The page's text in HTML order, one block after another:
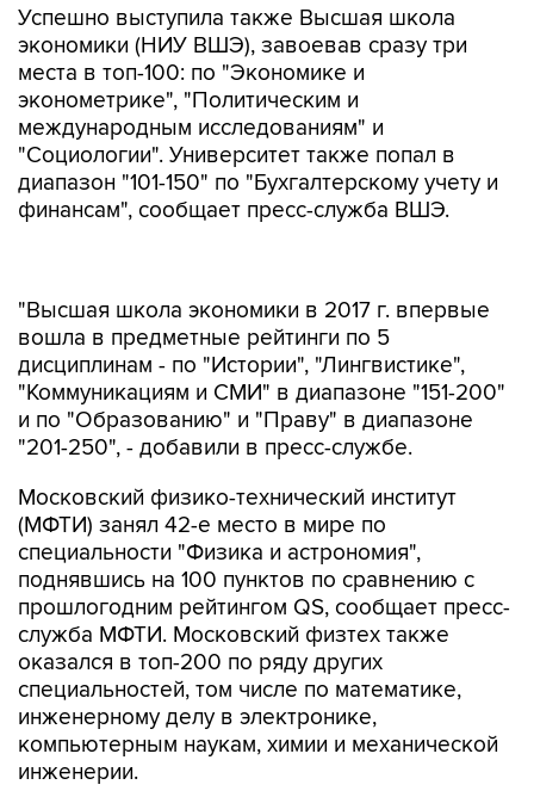
Успешно выступила также Высшая школа
экономики (НИУ ВШЭ), завоевав сразу три
места в топ-100: по "Экономике и
эконометрике", "Политическим и
международным исследованиям" и
"Социологии". Университет также попал в
диапазон "101-150" по "Бухгалтерскому учету и
финансам", сообщает пресс-служба ВШЭ.
дисциплинам - по "Истории", "Лингвистике",
"Коммуникациям и СМИ" в диапазоне "151-200"
и по "Образованию" и "Праву" в диапазоне
"201-250", - добавили в пресс-службе.
Московский физико-технический институт
специальности "Физика и астрономия",
поднявшись на 100 пунктов по сравнению с
прошлогодним рейтингом QS, сообщает пресс-
служба МФТИ. Московский физтех также
оказался в топ-200 по ряду других
специальностей, том числе по математике,
инженерному делу в электронике,
компьютерным наукам, химии и механической
инженерии.
"Безусловно, в тех областях, где Физтех